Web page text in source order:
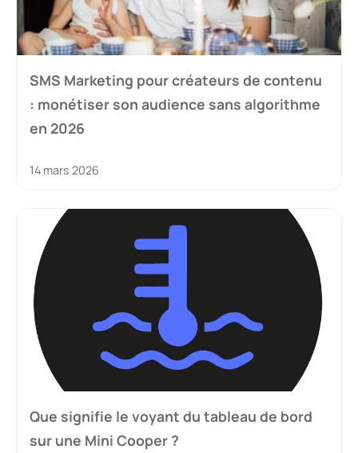
SMS Marketing pour créateurs de contenu
: monétiser son audience sans algorithme
en 2026
14 mars 2026
Que signifie le voyant du tableau de bord
sur une Mini Cooper ?